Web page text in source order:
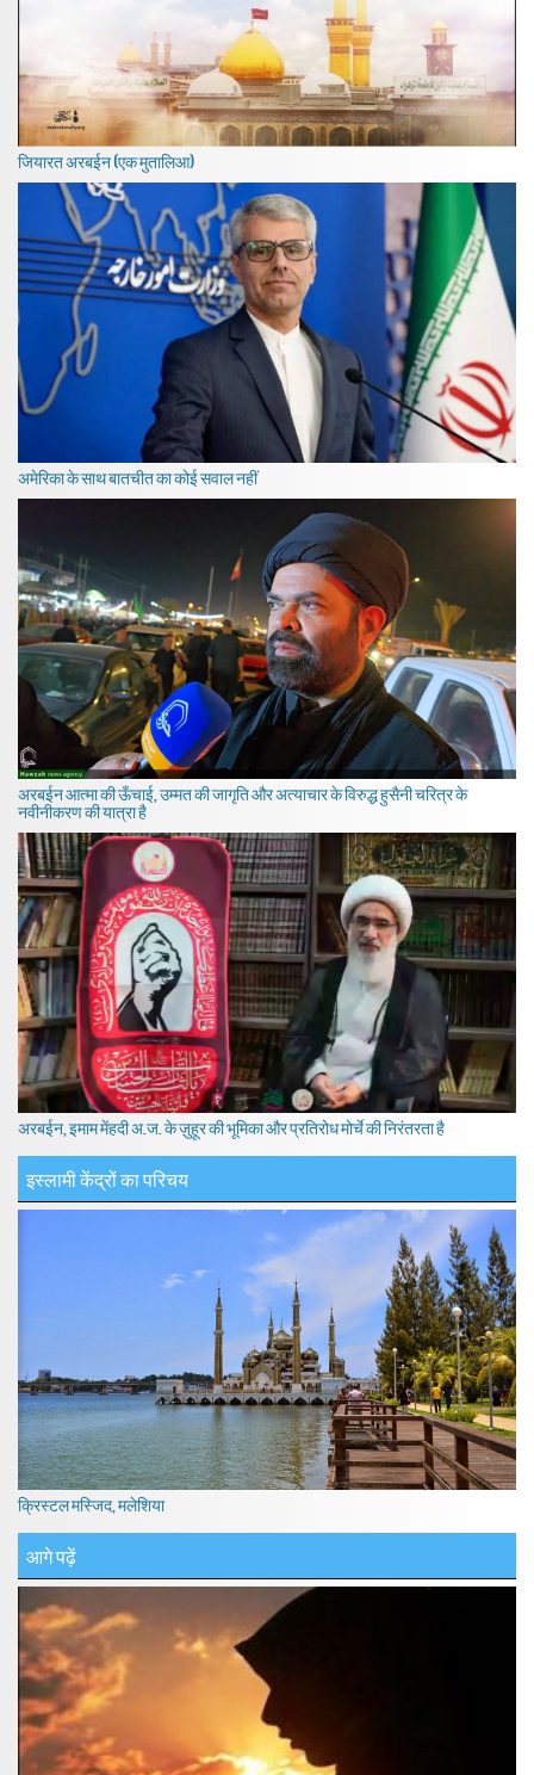
जियारत अरबईन (एक मुतालिआ)
अमेरिका के साथ बातचीत का कोई सवाल नहीं
अरबईन आत्मा की ऊँचाई, उम्मत की जागृति और अत्याचार के विरुद्ध हुसैनी चरित्र के
नवीनीकरण की यात्रा है
अरबईन, इमाम मेंहदी अ.ज. के ज़ुहूर की भूमिका और प्रतिरोध मोर्चे की निरंतरता है
इस्लामी केंद्रों का परिचय
क्रिस्टल मस्जिद, मलेशिया
आगे पढ़ें